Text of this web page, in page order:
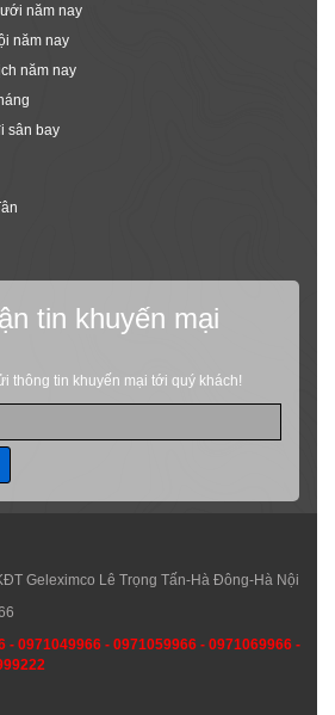
năm nay
năm nay
năm nay
sân bay
tin khuyến mại
thông tin khuyến mại tới quý khách!
Geleximco Lê Trọng Tấn-Hà Đông-Hà Nội
- 0971049966 - 0971059966 - 0971069966 -